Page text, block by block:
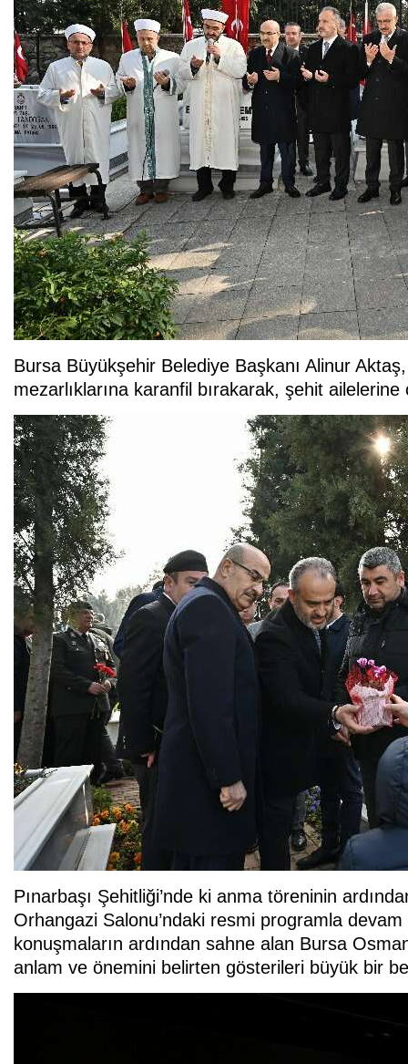
Bursa Büyükşehir Belediye Başkanı Alinur
mezarlıklarına karanfil bırakarak, şehit
Pınarbaşı Şehitliği’nde ki anma töreninin
Orhangazi Salonu’ndaki resmi programla
konuşmaların ardından sahne alan Bursa
anlam ve önemini belirten gösterileri büyük bir